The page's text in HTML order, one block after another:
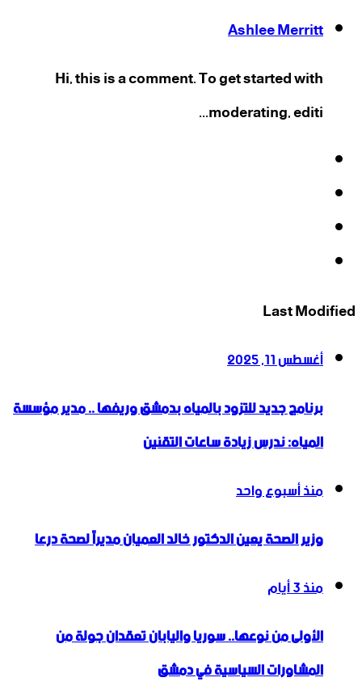
Ashlee Merritt
Hi, this is a comment. To get started with
moderating, editi...
Last Modified
أغسطس 11, 2025
برنامج جديد للتزود بالمياه بدمشق وريفها .. مدير مؤسسة
المياه: ندرس زيادة ساعات التقنين
منذ أسبوع واحد
وزير الصحة يعين الدكتور خالد العميان مديراً لصحة درعا
منذ 3 أيام
الأولى من نوعها.. سوريا واليابان تعقدان جولة من
المشاورات السياسية في دمشق